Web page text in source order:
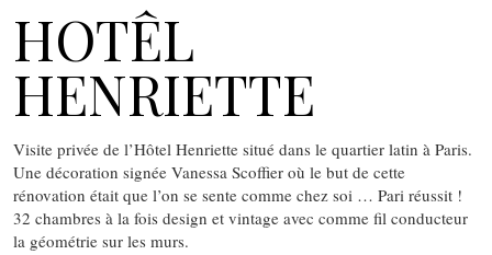
HOTÊL
HENRIETTE
Visite privée de l’Hôtel Henriette situé dans le quartier latin à Paris.
Une décoration signée Vanessa Scoffier où le but de cette
rénovation était que l’on se sente comme chez soi … Pari réussit !
32 chambres à la fois design et vintage avec comme fil conducteur
la géométrie sur les murs.